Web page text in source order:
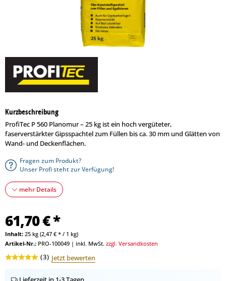
Kurzbeschreibung
ProfiTec P 560 Planomur – 25 kg ist ein hoch vergüteter,
faserverstärkter Gipsspachtel zum Füllen bis ca. 30 mm und Glätten von
Wand- und Deckenflächen.
Fragen zum Produkt?
Unser Profi steht zur Verfügung!
mehr Details
61,70 € *
Inhalt: 25 kg (2,47 € * / 1 kg)
Artikel-Nr.: PRO-100049 | inkl. MwSt. zzgl. Versandkosten
(3) Jetzt bewerten